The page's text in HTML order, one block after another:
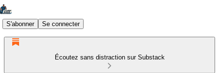
S'abonner Se connecter
Écoutez sans distraction sur Substack